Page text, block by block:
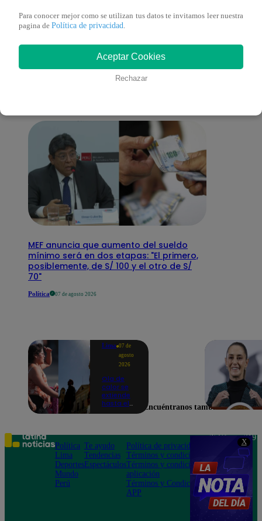
X
También te puede
interesar
MEF anuncia que aumento del sueldo
mínimo será en dos etapas: "El primero,
posiblemente, de S/ 100 y el otro de S/
70"
Política 07 de agosto 2026
Lima 07 de
agosto
2026
Ola de
calor se
extiende
hasta el
Lima y
otras 16
regiones
Para conocer mejor como se utilizan tus datos te invitamos leer nuestra
pagina de Política de privacidad
Aceptar Cookies
Rechazar
Encuéntranos también en
Política
Lima
Deportes
Mundo
Perú
Te ayudo
Tendencias
Espectáculos
Política de privacidad
Términos y condiciones
Términos y condiciones
aplicación
Términos y Condiciones
APP
Teléfono: 219
Av. San
Felipe 968
Jesús María